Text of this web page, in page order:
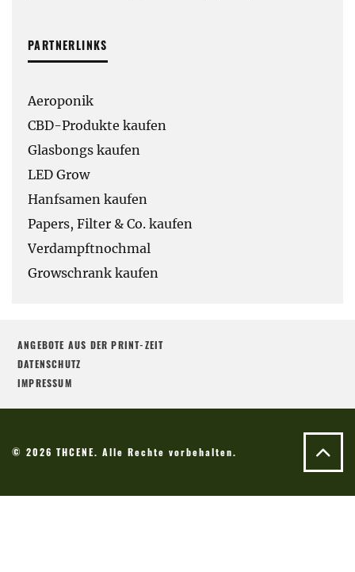
PARTNERLINKS
Aeroponik
CBD-Produkte kaufen
Glasbongs kaufen
LED Grow
Hanfsamen kaufen
Papers, Filter & Co. kaufen
Verdampftnochmal
Growschrank kaufen
ANGEBOTE AUS DER PRINT-ZEIT
DATENSCHUTZ
IMPRESSUM
© 2026 THCENE. Alle Rechte vorbehalten.